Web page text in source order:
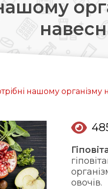
аптек:
0 (800) 35-30-30
Слідкуй за нами:
нашому організму
овочів.